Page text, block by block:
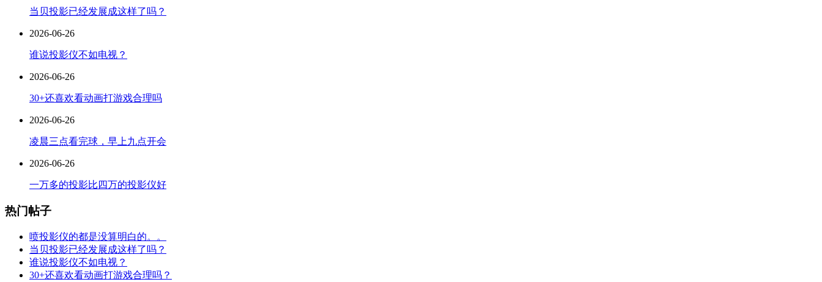
当贝投影已经发展成这样了吗？
2026-06-26
谁说投影仪不如电视？
2026-06-26
30+还喜欢看动画打游戏合理吗
2026-06-26
凌晨三点看完球，早上九点开会
2026-06-26
一万多的投影比四万的投影仪好
热门帖子
喷投影仪的都是没算明白的。。
当贝投影已经发展成这样了吗？
谁说投影仪不如电视？
30+还喜欢看动画打游戏合理吗？